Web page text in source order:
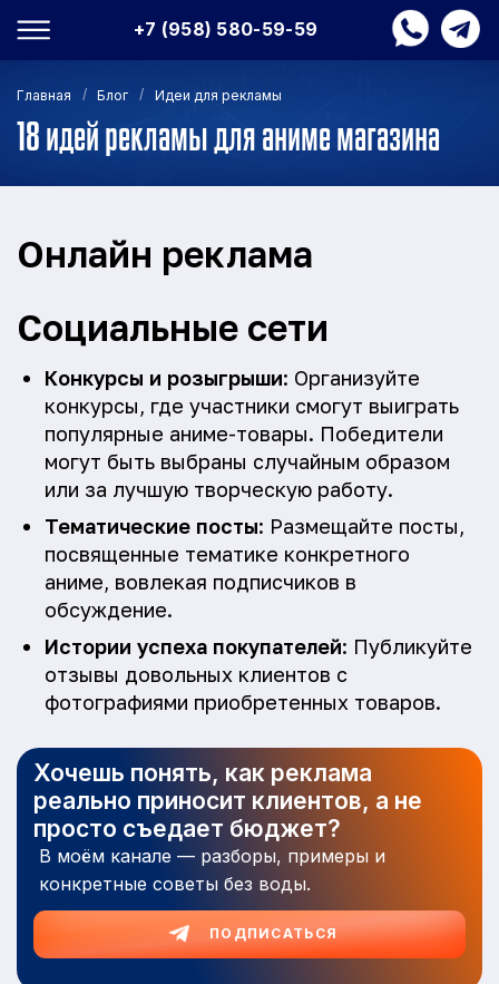
+7 (958) 580-59-59
Главная / Блог / Идеи для рекламы
18 идей рекламы для аниме магазина
Онлайн реклама
Социальные сети
Конкурсы и розыгрыши: Организуйте
конкурсы, где участники смогут выиграть
популярные аниме-товары. Победители
могут быть выбраны случайным образом
или за лучшую творческую работу.
Тематические посты: Размещайте посты,
посвященные тематике конкретного
аниме, вовлекая подписчиков в
обсуждение.
Истории успеха покупателей: Публикуйте
отзывы довольных клиентов с
фотографиями приобретенных товаров.
Хочешь понять, как реклама
реально приносит клиентов, а не
просто съедает бюджет?
В моём канале — разборы, примеры и
конкретные советы без воды.
ПОДПИСАТЬСЯ